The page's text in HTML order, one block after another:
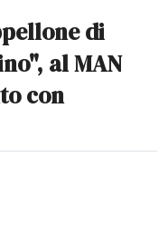
di
al MAN
con